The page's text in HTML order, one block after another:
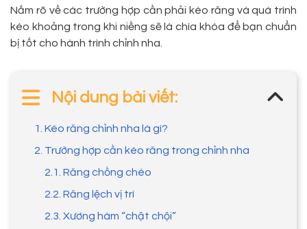
Nắm rõ về các trường hợp cần phải kéo răng và quá trình
kéo khoảng trong khi niềng sẽ là chìa khóa để bạn chuẩn
bị tốt cho hành trình chỉnh nha.
Nội dung bài viết:
1. Kéo răng chỉnh nha là gì?
2. Trường hợp cần kéo răng trong chỉnh nha
2.1. Răng chồng chéo
2.2. Răng lệch vị trí
2.3. Xương hàm “chật chội”